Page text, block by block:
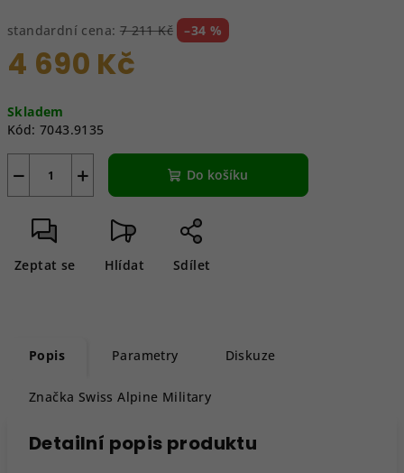
standardní cena: 7 211 Kč –34 %
4 690 Kč
cena:
Skladem
Kód: 7043.9135
+
− Do košíku
Zeptat se Hlídat Sdílet
Popis Parametry Diskuze
Značka Swiss Alpine Military
Detailní popis produktu